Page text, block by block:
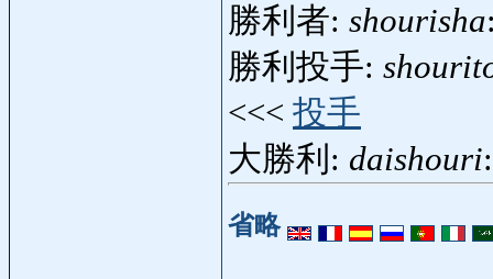
勝利者: shourisha
勝利投手:
<<< 投手
大勝利: daishouri
省略